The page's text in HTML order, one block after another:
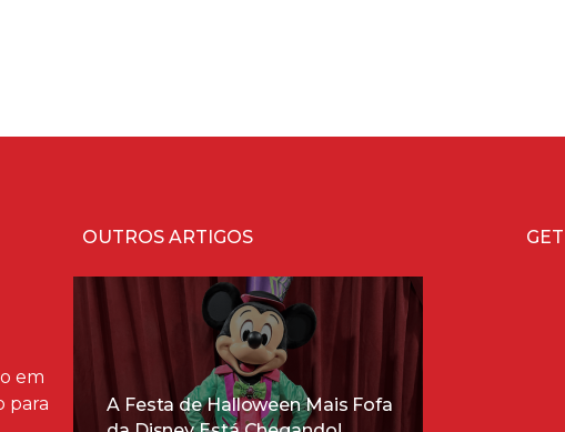
em
para
OUTROS ARTIGOS
A Festa de Halloween Mais Fofa